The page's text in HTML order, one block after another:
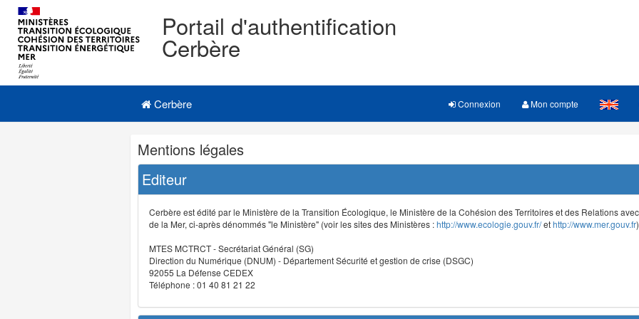
Portail d'authentification
Cerbère
Navigation
Menu principal
Cerbère Connexion Mon compte
Navigation
et
outils
annexes
Mentions légales
Editeur
Cerbère est édité par le Ministère de la Transition Écologique, le Ministère de la Cohésion des Territoires et des Relations
de la Mer, ci-après dénommés "le Ministère" (voir les sites des Ministères :http://www.ecologie.gouv.fr/ethttp://www.mer.gouv.fr
MTES MCTRCT - Secrétariat Général (SG)
Direction du Numérique (DNUM) - Département Sécurité et gestion de crise (DSGC)
92055 La Défense CEDEX
Téléphone : 01 40 81 21 22